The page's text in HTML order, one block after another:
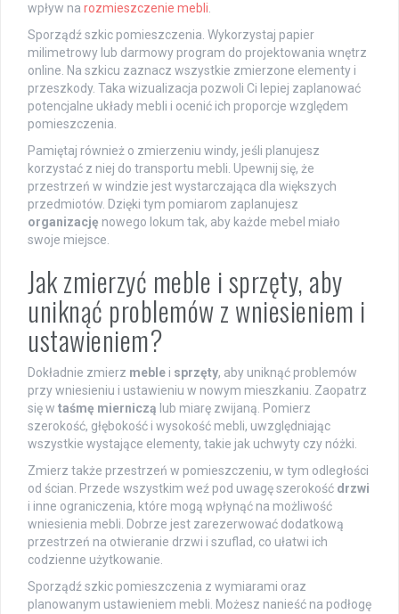
wpływ na rozmieszczenie mebli.
Sporządź szkic pomieszczenia. Wykorzystaj papier
milimetrowy lub darmowy program do projektowania wnętrz
online. Na szkicu zaznacz wszystkie zmierzone elementy i
przeszkody. Taka wizualizacja pozwoli Ci lepiej zaplanować
potencjalne układy mebli i ocenić ich proporcje względem
pomieszczenia.
Pamiętaj również o zmierzeniu windy, jeśli planujesz
korzystać z niej do transportu mebli. Upewnij się, że
przestrzeń w windzie jest wystarczająca dla większych
przedmiotów. Dzięki tym pomiarom zaplanujesz
organizację nowego lokum tak, aby każde mebel miało
swoje miejsce.
Jak zmierzyć meble i sprzęty, aby
uniknąć problemów z wniesieniem i
ustawieniem?
Dokładnie zmierz meble i sprzęty, aby uniknąć problemów
przy wniesieniu i ustawieniu w nowym mieszkaniu. Zaopatrz
się w taśmę mierniczą lub miarę zwijaną. Pomierz
szerokość, głębokość i wysokość mebli, uwzględniając
wszystkie wystające elementy, takie jak uchwyty czy nóżki.
Zmierz także przestrzeń w pomieszczeniu, w tym odległości
od ścian. Przede wszystkim weź pod uwagę szerokość drzwi
i inne ograniczenia, które mogą wpłynąć na możliwość
wniesienia mebli. Dobrze jest zarezerwować dodatkową
przestrzeń na otwieranie drzwi i szuflad, co ułatwi ich
codzienne użytkowanie.
Sporządź szkic pomieszczenia z wymiarami oraz
planowanym ustawieniem mebli. Możesz nanieść na podłogę